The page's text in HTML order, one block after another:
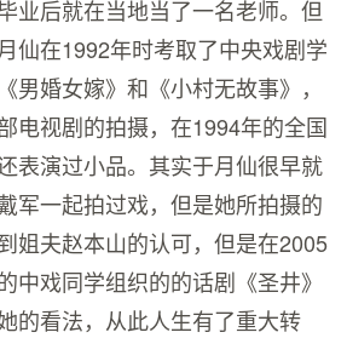
业后就在当地当了一名老师。但
仙在1992年时考取了中央戏剧学
男婚女嫁》和《小村无故事》，
电视剧的拍摄，在1994年的全国
表演过小品。其实于月仙很早就
军一起拍过戏，但是她所拍摄的
姐夫赵本山的认可，但是在2005
中戏同学组织的的话剧《圣井》
的看法，从此人生有了重大转